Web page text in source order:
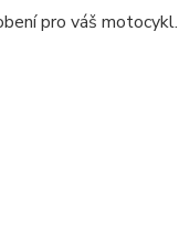
pro váš